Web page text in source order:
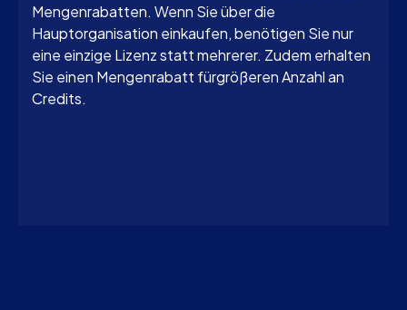
Mengenrabatten. Wenn Sie über die
Hauptorganisation einkaufen, benötigen Sie nur
eine einzige Lizenz statt mehrerer. Zudem erhalten
Sie einen Mengenrabatt fürgrößeren Anzahl an
Credits.